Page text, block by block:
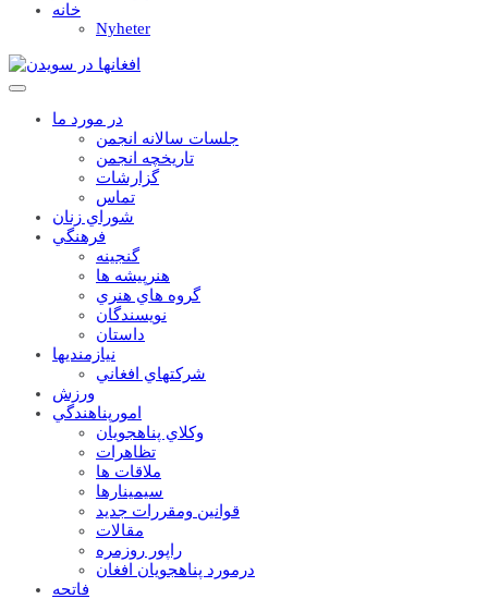
خانه
Nyheter
در مورد ما
جلسات سالانه انجمن
تاریخچه انجمن
گزارشات
تماس
شوراي زنان
فرهنگي
گنجينه
هنرپيشه ها
گروه هاي هنري
نويسندگان
داستان
نيازمنديها
شرکتهاي افغاني
ورزش
امورپناهندگي
وکلاي پناهجويان
تظاهرات
ملاقات ها
سيمينارها
قوانين ومقررات جديد
مقالات
راپور روزمره
درمورد پناهجويان افغان
فاتحه